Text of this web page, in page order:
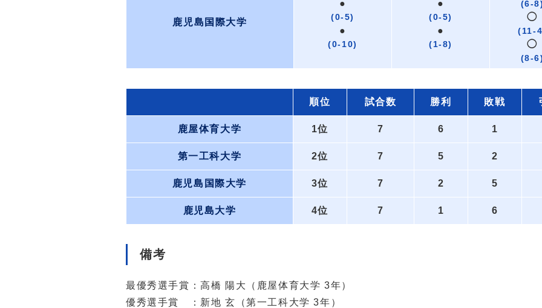
鹿児島国際大学
●
(0-5)
●
(0-10)
●
(0-5)
●
(1-8)
(6-
◯
(11-
◯
(8-
順位 試合数 勝利 敗戦
鹿屋体育大学 1位 7 6 1
第一工科大学 2位 7 5 2
鹿児島国際大学 3位 7 2 5
鹿児島大学 4位 7 1 6
備考
最優秀選手賞：高橋 陽大（鹿屋体育大学 3年）
優秀選手賞 ：新地 玄（第一工科大学 3年）